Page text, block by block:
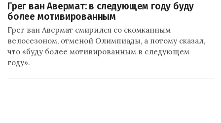
Грег ван Авермат: в следующем году буду
более мотивированным
Грег ван Авермат смирился со скомканным
велосезоном, отменой Олимпиады, а потому сказал,
что «буду более мотивированным в следующем
году».